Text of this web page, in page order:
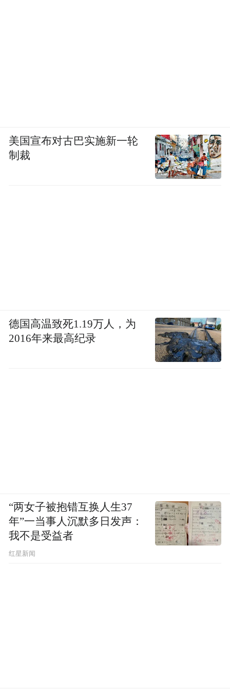
美国宣布对古巴实施新一轮
制裁
德国高温致死1.19万人，为
2016年来最高纪录
“两女子被抱错互换人生37
年”一当事人沉默多日发声：
我不是受益者
红星新闻